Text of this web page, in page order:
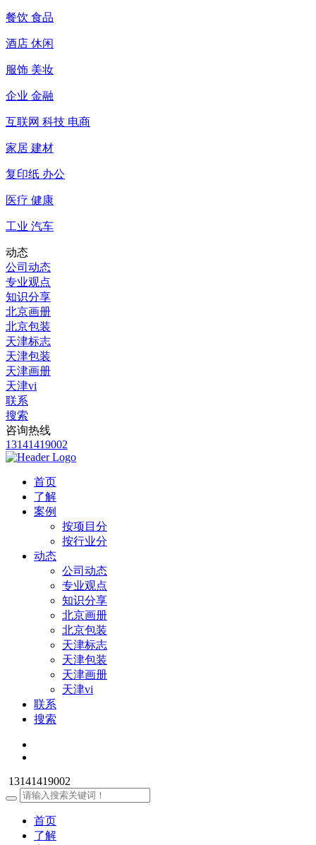
餐饮 食品
酒店 休闲
服饰 美妆
企业 金融
互联网 科技 电商
家居 建材
复印纸 办公
医疗 健康
工业 汽车
动态
公司动态
专业观点
知识分享
北京画册
北京包装
天津标志
天津包装
天津画册
天津vi
联系
搜索
咨询热线
13141419002
首页
了解
案例
按项目分
按行业分
动态
公司动态
专业观点
知识分享
北京画册
北京包装
天津标志
天津包装
天津画册
天津vi
联系
搜索
13141419002
首页
了解